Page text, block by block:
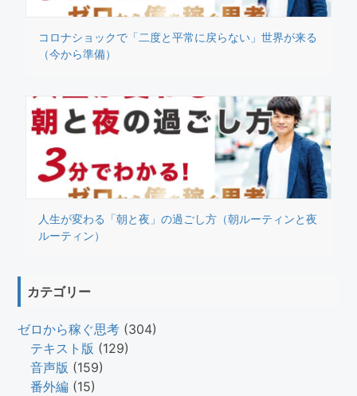
コロナショックで「二度と平常に戻らない」世界が来る
（今から準備）
人生が変わる「朝と夜」の過ごし方（朝ルーティンと夜
ルーティン）
カテゴリー
ゼロから稼ぐ思考 (304)
テキスト版 (129)
音声版 (159)
番外編 (15)